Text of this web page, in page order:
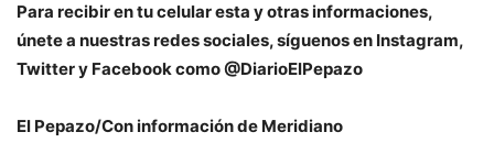
Para recibir en tu celular esta y otras informaciones,
únete a nuestras redes sociales, síguenos en Instagram,
Twitter y Facebook como @DiarioElPepazo
El Pepazo/Con información de Meridiano